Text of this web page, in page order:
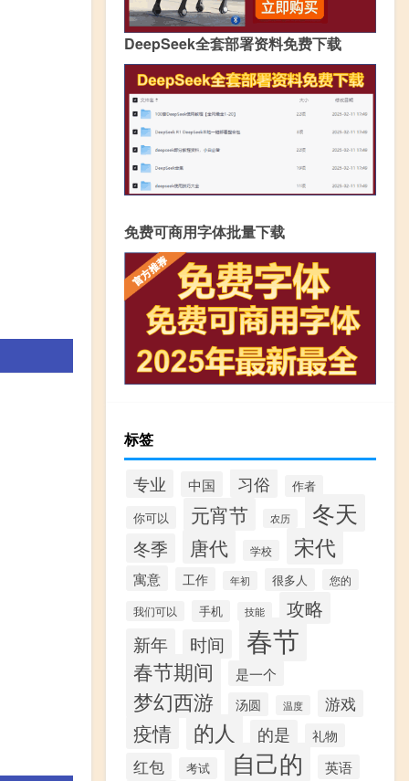
DeepSeek全套部署资料免费下载
免费可商用字体批量下载
标签
专业 中国 习俗 作者
你可以 元宵节 农历 冬天
冬季 唐代 学校 宋代
寓意 工作 年初 很多人 您的
我们可以 手机 技能 攻略
新年 时间 春节
春节期间 是一个
梦幻西游 汤圆 温度 游戏
疫情 的人 的是 礼物
红包 考试 自己的 英语